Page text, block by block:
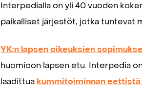
Interpedialla on yli 40 vuoden
paikalliset järjestöt, jotka tuntevat
YK:n lapsen oikeuksien
huomioon lapsen etu. Interpedia
laadittua kummitoiminnan